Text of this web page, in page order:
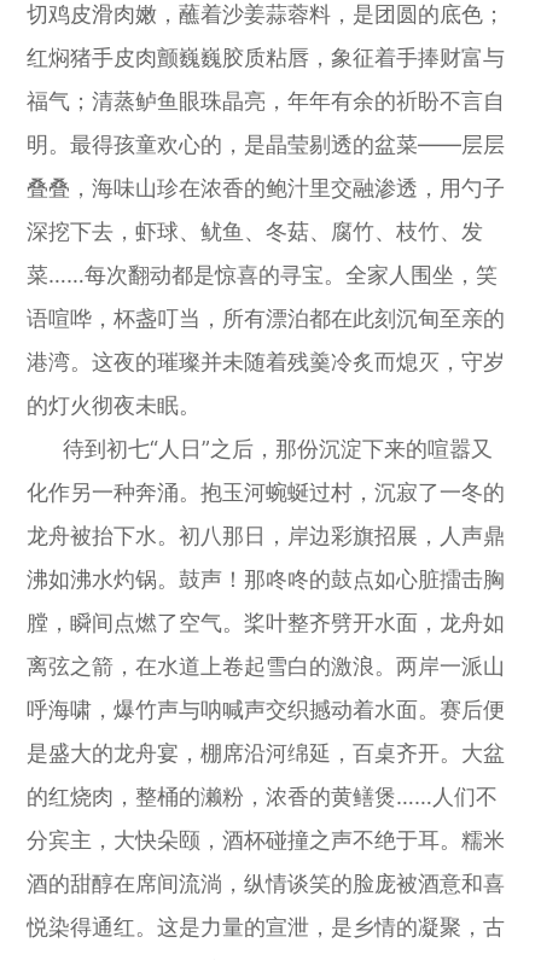
切鸡皮滑肉嫩，蘸着沙姜蒜蓉料，是团圆的底色；
红焖猪手皮肉颤巍巍胶质粘唇，象征着手捧财富与
福气；清蒸鲈鱼眼珠晶亮，年年有余的祈盼不言自
明。最得孩童欢心的，是晶莹剔透的盆菜——层层
叠叠，海味山珍在浓香的鲍汁里交融渗透，用勺子
深挖下去，虾球、鱿鱼、冬菇、腐竹、枝竹、发
菜……每次翻动都是惊喜的寻宝。全家人围坐，笑
语喧哗，杯盏叮当，所有漂泊都在此刻沉甸至亲的
港湾。这夜的璀璨并未随着残羹冷炙而熄灭，守岁
的灯火彻夜未眠。
待到初七“人日”之后，那份沉淀下来的喧嚣又
化作另一种奔涌。抱玉河蜿蜒过村，沉寂了一冬的
龙舟被抬下水。初八那日，岸边彩旗招展，人声鼎
沸如沸水灼锅。鼓声！那咚咚的鼓点如心脏擂击胸
膛，瞬间点燃了空气。桨叶整齐劈开水面，龙舟如
离弦之箭，在水道上卷起雪白的激浪。两岸一派山
呼海啸，爆竹声与呐喊声交织撼动着水面。赛后便
是盛大的龙舟宴，棚席沿河绵延，百桌齐开。大盆
的红烧肉，整桶的濑粉，浓香的黄鳝煲……人们不
分宾主，大快朵颐，酒杯碰撞之声不绝于耳。糯米
酒的甜醇在席间流淌，纵情谈笑的脸庞被酒意和喜
悦染得通红。这是力量的宣泄，是乡情的凝聚，古